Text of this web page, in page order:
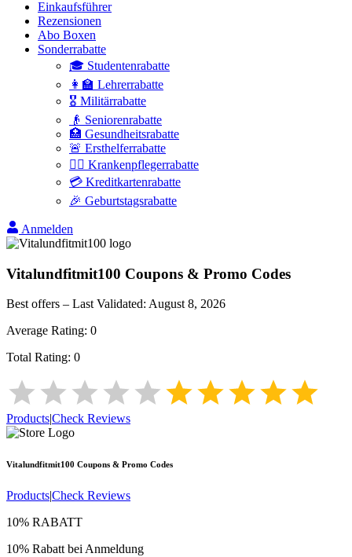
Einkaufsführer
Rezensionen
Abo Boxen
Sonderrabatte
🎓 Studentenrabatte
👩‍🏫 Lehrerrabatte
🎖️ Militärrabatte
👴 Seniorenrabatte
🏥 Gesundheitsrabatte
🚨 Ersthelferrabatte
👩‍⚕️ Krankenpflegerrabatte
💳 Kreditkartenrabatte
🎉 Geburtstagsrabatte
Anmelden
Vitalundfitmit100 Coupons & Promo Codes
Best offers – Last Validated: August 8, 2026
Average Rating: 0
Total Rating: 0
Products|Check Reviews
Vitalundfitmit100 Coupons & Promo Codes
Products|Check Reviews
10% RABATT
10% Rabatt bei Anmeldung